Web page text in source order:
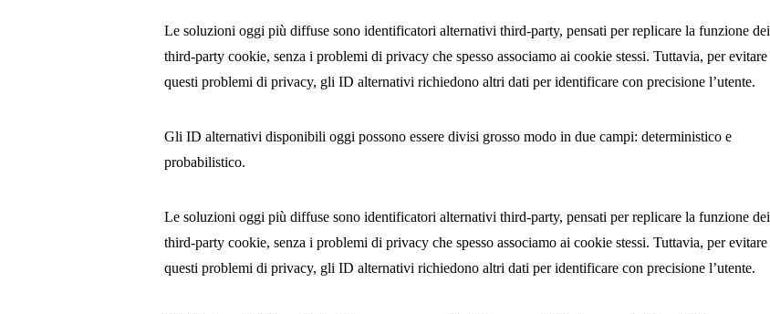
Le soluzioni oggi più diffuse sono identificatori alternativi third-party, pensati per replicare la funzione dei
third-party cookie, senza i problemi di privacy che spesso associamo ai cookie stessi. Tuttavia, per evitare
questi problemi di privacy, gli ID alternativi richiedono altri dati per identificare con precisione l’utente.
Gli ID alternativi disponibili oggi possono essere divisi grosso modo in due campi: deterministico e
probabilistico.
Le soluzioni oggi più diffuse sono identificatori alternativi third-party, pensati per replicare la funzione dei
third-party cookie, senza i problemi di privacy che spesso associamo ai cookie stessi. Tuttavia, per evitare
questi problemi di privacy, gli ID alternativi richiedono altri dati per identificare con precisione l’utente.